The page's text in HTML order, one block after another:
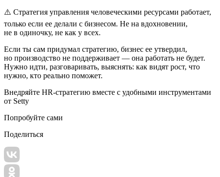
⚠️ Стратегия управления человеческими ресурсами работает,
только если ее делали с бизнесом. Не на вдохновении,
не в одиночку, не как у всех.
Если ты сам придумал стратегию, бизнес ее утвердил,
но производство не поддерживает — она работать не будет.
Нужно идти, разговаривать, выяснять: как видят рост, что
нужно, кто реально поможет.
Внедряйте HR‑стратегию вместе с удобными инструментами
от Setty
Попробуйте сами
Поделиться